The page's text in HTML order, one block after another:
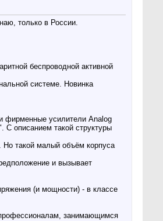
только в России.
беспроводной активной
системе. Новинка
фирменные усилители Analog
С описанием такой структуры
такой малый объём корпуса
и вызывает
(и мощности) - в классе
занимающимся